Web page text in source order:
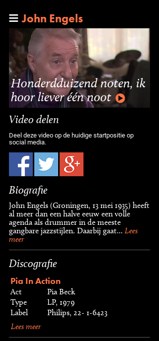
John Engels
Honderdduizend noten, ik
hoor liever één noot
Video delen
Deel deze video op de huidige startpositie op
social media.
Biografie
John Engels (Groningen, 13 mei 1935) heeft
al meer dan een halve eeuw een volle
agenda als drummer in de meeste
gangbare jazzstijlen. Daarbij gaat... Lees
meer
Discografie
Pia In Action
Act
Pia Beck
Type
LP, 1979
Label
Philips, 22- 1-6423
Lees meer